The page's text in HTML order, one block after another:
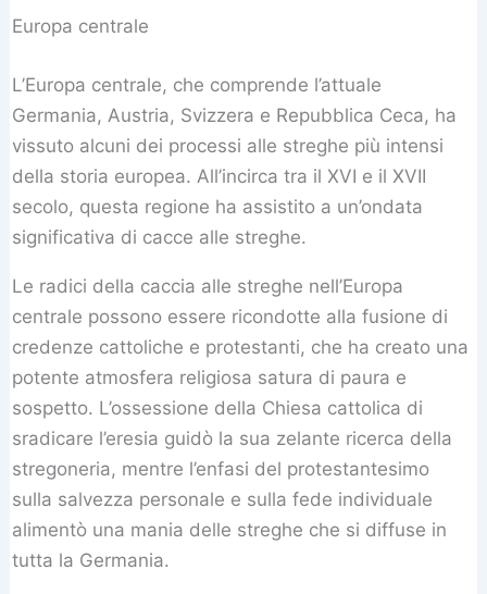
Europa centrale
L’Europa centrale, che comprende l’attuale
Germania, Austria, Svizzera e Repubblica Ceca, ha
vissuto alcuni dei processi alle streghe più intensi
della storia europea. All’incirca tra il XVI e il XVII
secolo, questa regione ha assistito a un’ondata
significativa di cacce alle streghe.
Le radici della caccia alle streghe nell’Europa
centrale possono essere ricondotte alla fusione di
credenze cattoliche e protestanti, che ha creato una
potente atmosfera religiosa satura di paura e
sospetto. L’ossessione della Chiesa cattolica di
sradicare l’eresia guidò la sua zelante ricerca della
stregoneria, mentre l’enfasi del protestantesimo
sulla salvezza personale e sulla fede individuale
alimentò una mania delle streghe che si diffuse in
tutta la Germania.